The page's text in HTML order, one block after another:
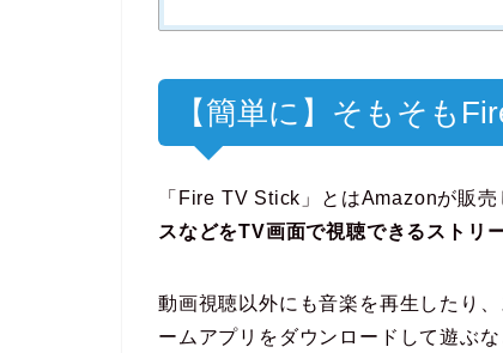
【簡単に】そもそも
「Fire TV Stick」とはAmazonが販売
スなどをTV画面で視聴できるストリ
動画視聴以外にも音楽を再生したり
ームアプリをダウンロードして遊ぶな